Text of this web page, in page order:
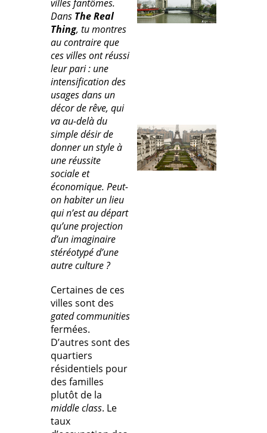
villes fantômes.
Dans The Real
Thing, tu montres
au contraire que
ces villes ont réussi
leur pari : une
intensification des
usages dans un
décor de rêve, qui
va au-delà du
simple désir de
donner un style à
une réussite
sociale et
économique. Peut-
on habiter un lieu
qui n’est au départ
qu’une projection
d’un imaginaire
stéréotypé d’une
autre culture ?
Certaines de ces
villes sont des
gated communities
fermées.
D’autres sont des
quartiers
résidentiels pour
des familles
plutôt de la
middle class. Le
taux